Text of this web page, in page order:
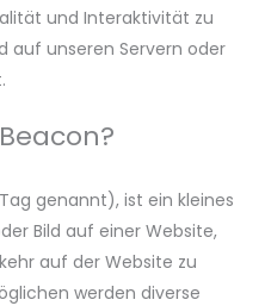
und Interaktivität zu
auf unseren Servern oder
genannt), ist ein kleines
Bild auf einer Website,
auf der Website zu
werden diverse